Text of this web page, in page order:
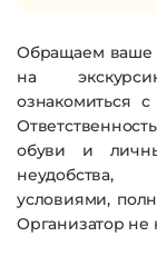
Обращаем ваше
на
ознакомиться
обуви и
условиями,
Организатор не